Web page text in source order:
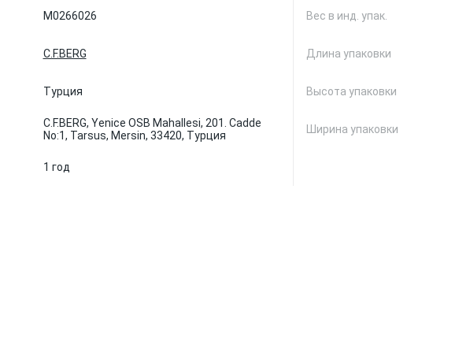
M0266026
C.F.BERG
Турция
C.F.BERG, Yenice OSB Mahallesi, 201. Cadde
No:1, Tarsus, Mersin, 33420, Турция
1 год
Вес в инд. упак.
Длина упаковки
Высота упаковки
Ширина упаковки